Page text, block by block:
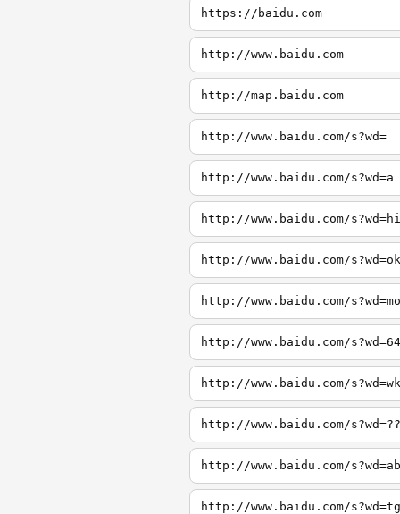
https://baidu.com
http://www.baidu.com
http://map.baidu.com
http://www.baidu.com/s?wd=
http://www.baidu.com/s?wd=a
http://www.baidu.com/s?wd=hi
http://www.baidu.com/s?wd=ok
http://www.baidu.com/s?wd=mo
http://www.baidu.com/s?wd=64
http://www.baidu.com/s?wd=wk
http://www.baidu.com/s?wd=??
http://www.baidu.com/s?wd=ab
http://www.baidu.com/s?wd=tg